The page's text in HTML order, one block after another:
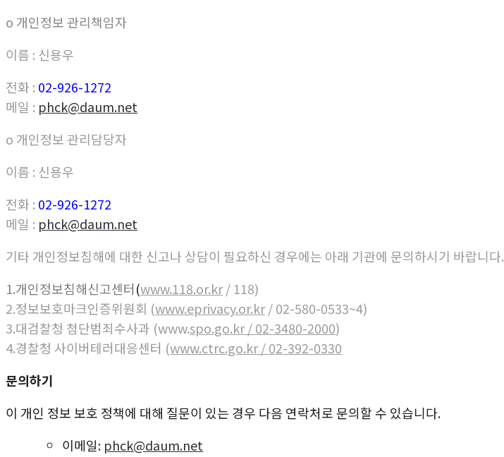
ο 개인정보 관리책임자
이름 : 신용우
전화 : 02-926-1272
메일 : phck@daum.net
ο 개인정보 관리담당자
이름 : 신용우
전화 : 02-926-1272
메일 : phck@daum.net
기타 개인정보침해에 대한 신고나 상담이 필요하신 경우에는 아래 기관에 문의하시기 바랍니다.
1.개인정보침해신고센터(www.118.or.kr/ 118)
2.정보보호마크인증위원회 (www.eprivacy.or.kr/ 02-580-0533~4)
3.대검찰청 첨단범죄수사과 (www.spo.go.kr / 02-3480-2000)
4.경찰청 사이버테러대응센터 (www.ctrc.go.kr / 02-392-0330
문의하기
이 개인 정보 보호 정책에 대해 질문이 있는 경우 다음 연락처로 문의할 수 있습니다.
이메일: phck@daum.net